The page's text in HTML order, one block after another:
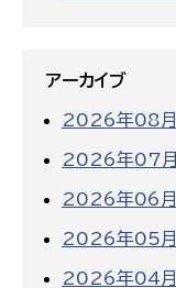
アーカイブ
2026年08月
2026年07月
2026年06月
2026年05月
2026年04月